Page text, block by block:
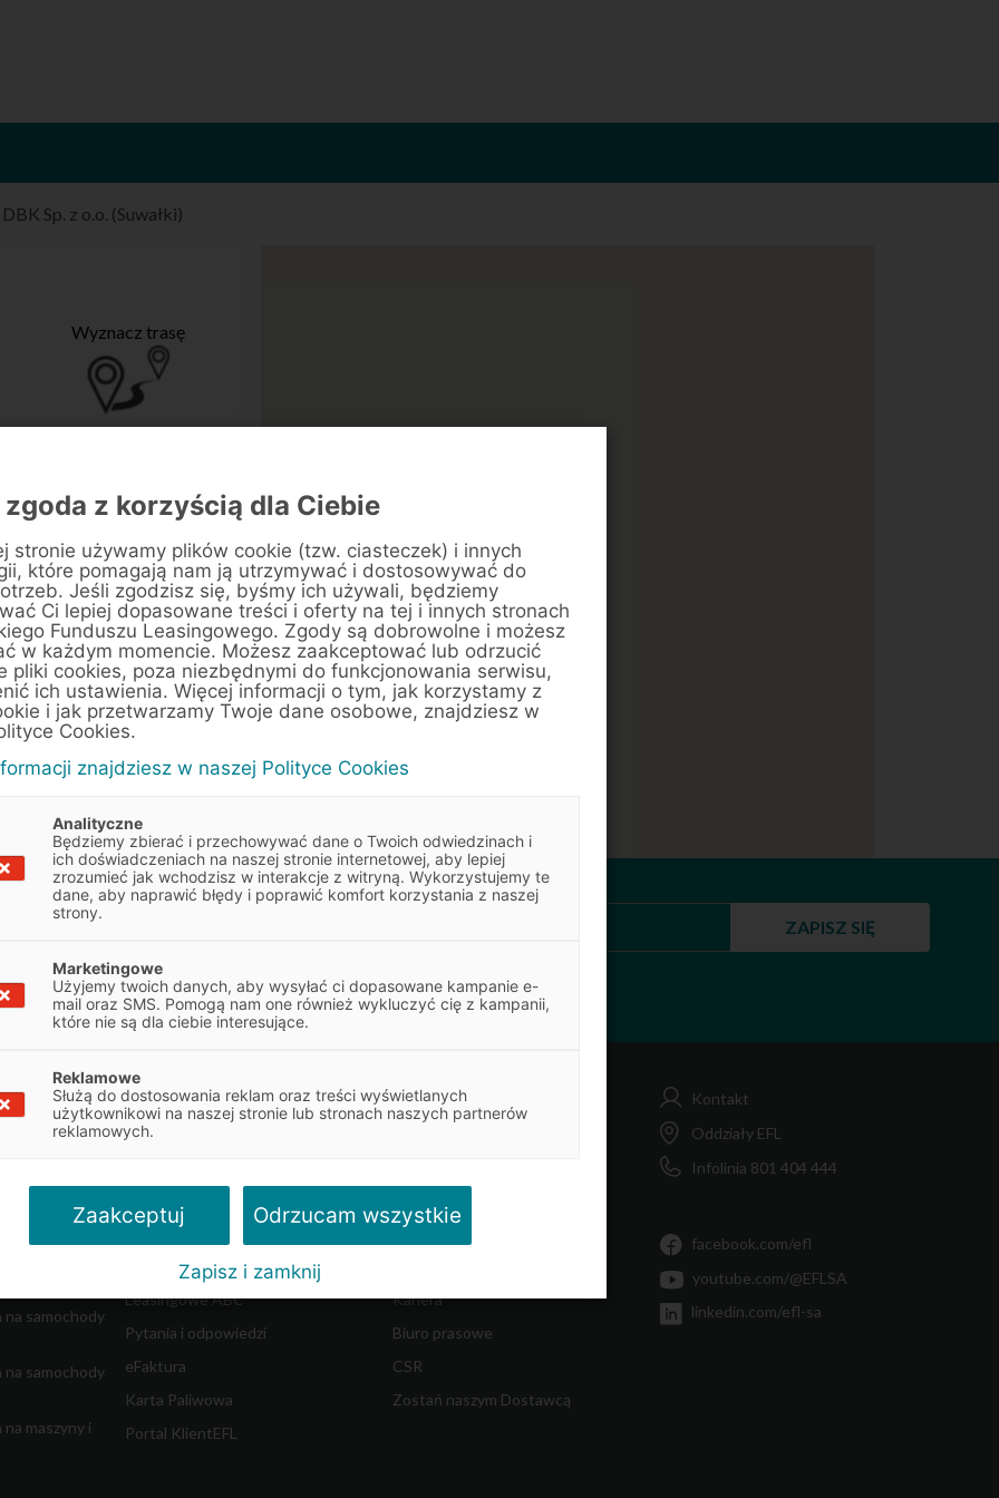
DBK Sp. z o.o. (Suwałki)
Ciężarowe
MAN, Kogel
Wyznacz trasę
które pomogą
ZAPISZ SIĘ
Obowiązek informacyjny
ciężkich
na samochody
na samochody
maszyny i
Obsługa klienta
Obsługa umowy
Centrum Likwidacji Szkód
Leasing Swobodny
Leasingowe ABC
Pytania i odpowiedzi
eFaktura
Karta Paliwowa
Portal KlientEFL
O firmie
Blog - Biznes i Ty
Kariera
Biuro prasowe
CSR
Zostań naszym Dostawcą
Kontakt
Oddziały EFL
Infolinia 801 404 444
facebook.com/efl
youtube.com/@EFLSA
linkedin.com/efl-sa
z korzyścią dla Ciebie
stronie używamy plików cookie (tzw. ciasteczek) i innych
które pomagają nam ją utrzymywać i dostosowywać do
Jeśli zgodzisz się, byśmy ich używali, będziemy
Ci lepiej dopasowane treści i oferty na tej i innych stronach
Funduszu Leasingowego. Zgody są dobrowolne i możesz
w każdym momencie. Możesz zaakceptować lub odrzucić
pliki cookies, poza niezbędnymi do funkcjonowania serwisu,
ich ustawienia. Więcej informacji o tym, jak korzystamy z
i jak przetwarzamy Twoje dane osobowe, znajdziesz w
Cookies.
znajdziesz w naszej Polityce Cookies
Analityczne
Będziemy zbierać i przechowywać dane o Twoich odwiedzinach i
ich doświadczeniach na naszej stronie internetowej, aby lepiej
zrozumieć jak wchodzisz w interakcje z witryną. Wykorzystujemy te
dane, aby naprawić błędy i poprawić komfort korzystania z naszej
strony.
Marketingowe
Użyjemy twoich danych, aby wysyłać ci dopasowane kampanie e-
mail oraz SMS. Pomogą nam one również wykluczyć cię z kampanii,
które nie są dla ciebie interesujące.
Reklamowe
Służą do dostosowania reklam oraz treści wyświetlanych
użytkownikowi na naszej stronie lub stronach naszych partnerów
reklamowych.
Zaakceptuj Odrzucam wszystkie
Zapisz i zamknij